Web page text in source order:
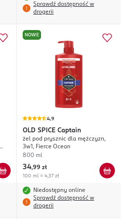
Sprawdź dostępność w
drogerii
NOWE
4,9
OLD SPICE Captain
żel pod prysznic dla mężczyzn,
3w1, Fierce Ocean
800 ml
34,99 zł
100 ml = 4,37 zł
Niedostępny online
Sprawdź dostępność w
drogerii